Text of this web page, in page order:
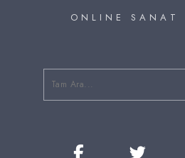
O N L I N E S A N A T